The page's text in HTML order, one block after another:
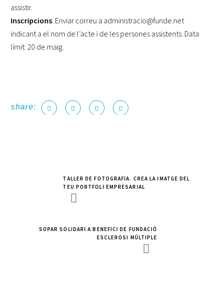
assistir.
Inscripcions: Enviar correu a administracio@funde.net
indicant a el nom de l’acte i de les persones assistents. Data
límit: 20 de maig.
share:
TALLER DE FOTOGRAFIA. CREA LA IMATGE DEL
TEU PORTFOLI EMPRESARIAL
SOPAR SOLIDARI A BENEFICI DE FUNDACIÓ
ESCLEROSI MÚLTIPLE